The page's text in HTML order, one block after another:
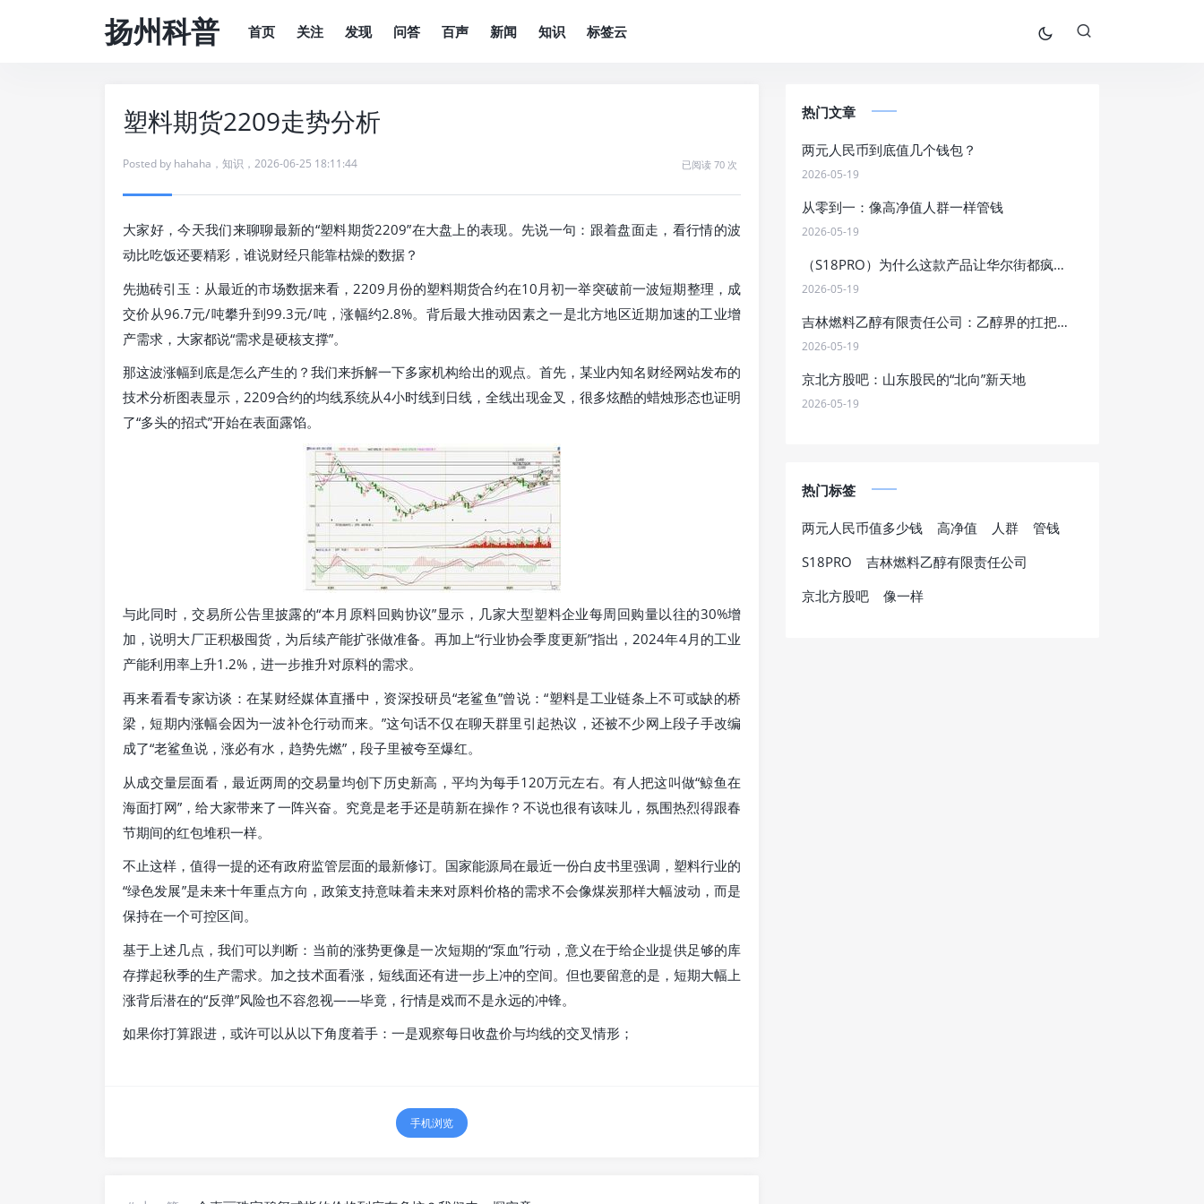
扬州科普 首页 关注 发现 问答 百声 新闻 知识 标签云
塑料期货2209走势分析
Posted by hahaha ， 知识 ， 2026-06-25 18:11:44 已阅读 70 次
大家好，今天我们来聊聊最新的“塑料期货2209”在大盘上的表现。先说一句：跟着盘面走，看行情的波
动比吃饭还要精彩，谁说财经只能靠枯燥的数据？
先抛砖引玉：从最近的市场数据来看，2209月份的塑料期货合约在10月初一举突破前一波短期整理，成
交价从96.7元/吨攀升到99.3元/吨，涨幅约2.8%。背后最大推动因素之一是北方地区近期加速的工业增
产需求，大家都说“需求是硬核支撑”。
那这波涨幅到底是怎么产生的？我们来拆解一下多家机构给出的观点。首先，某业内知名财经网站发布的
技术分析图表显示，2209合约的均线系统从4小时线到日线，全线出现金叉，很多炫酷的蜡烛形态也证明
了“多头的招式”开始在表面露馅。
与此同时，交易所公告里披露的“本月原料回购协议”显示，几家大型塑料企业每周回购量以往的30%增
加，说明大厂正积极囤货，为后续产能扩张做准备。再加上“行业协会季度更新”指出，2024年4月的工业
产能利用率上升1.2%，进一步推升对原料的需求。
再来看看专家访谈：在某财经媒体直播中，资深投研员“老鲨鱼”曾说：“塑料是工业链条上不可或缺的桥
梁，短期内涨幅会因为一波补仓行动而来。”这句话不仅在聊天群里引起热议，还被不少网上段子手改编
成了“老鲨鱼说，涨必有水，趋势先燃”，段子里被夸至爆红。
从成交量层面看，最近两周的交易量均创下历史新高，平均为每手120万元左右。有人把这叫做“鲸鱼在
海面打网”，给大家带来了一阵兴奋。究竟是老手还是萌新在操作？不说也很有该味儿，氛围热烈得跟春
节期间的红包堆积一样。
不止这样，值得一提的还有政府监管层面的最新修订。国家能源局在最近一份白皮书里强调，塑料行业的
“绿色发展”是未来十年重点方向，政策支持意味着未来对原料价格的需求不会像煤炭那样大幅波动，而是
保持在一个可控区间。
基于上述几点，我们可以判断：当前的涨势更像是一次短期的“泵血”行动，意义在于给企业提供足够的库
存撑起秋季的生产需求。加之技术面看涨，短线面还有进一步上冲的空间。但也要留意的是，短期大幅上
涨背后潜在的“反弹”风险也不容忽视——毕竟，行情是戏而不是永远的冲锋。
如果你打算跟进，或许可以从以下角度着手：一是观察每日收盘价与均线的交叉情形；
手机浏览
热门文章
两元人民币到底值几个钱包？
2026-05-19
从零到一：像高净值人群一样管钱
2026-05-19
（S18PRO）为什么这款产品让华尔街都疯狂了？
2026-05-19
吉林燃料乙醇有限责任公司：乙醇界的扛把子，燃料界的段子手
2026-05-19
京北方股吧：山东股民的“北向”新天地
2026-05-19
热门标签
两元人民币值多少钱 高净值 人群
管钱
S18PRO
吉林燃料乙醇有限责任公司
京北方股吧
像一样